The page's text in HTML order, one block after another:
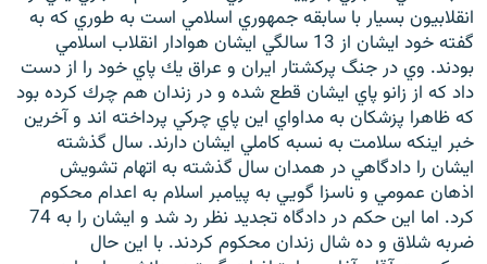
انقلابيون بسيار با سابقه جمهوري اسلامي است به طوري كه به
گفته خود ايشان از 13 سالگي ايشان هوادار انقلاب اسلامي
بودند. وي در جنگ پركشتار ايران و عراق يك پاي خود را از دست
داد كه از زانو پاي ايشان قطع شده و در زندان هم چرك كرده بود
كه ظاهرا پزشكان به مداواي اين پاي چركي پرداخته اند و آخرين
خبر اينكه سلامت به نسبه كاملي ايشان دارند. سال گذشته
ايشان را دادگاهي در همدان سال گذشته به اتهام تشويش
اذهان عمومي و ناسزا گويي به پيامبر اسلام به اعدام محكوم
كرد. اما اين حكم در دادگاه تجديد نظر رد شد و ايشان را به 74
ضربه شلاق و ده شال زندان محكوم كردند. با اين حال